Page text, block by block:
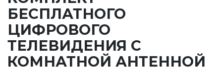
БЕСПЛАТНОГО
ЦИФРОВОГО
ТЕЛЕВИДЕНИЯ C
КОМНАТНОЙ АНТЕННОЙ